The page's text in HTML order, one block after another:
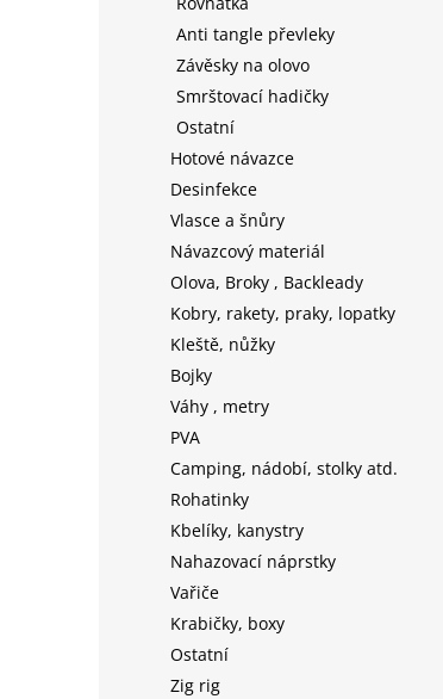
Anti tangle převleky
Závěsky na olovo
Smrštovací hadičky
Ostatní
Hotové návazce
Desinfekce
Vlasce a šnůry
Návazcový materiál
Olova, Broky , Backleady
Kobry, rakety, praky, lopatky
Kleště, nůžky
Bojky
Váhy , metry
PVA
Camping, nádobí, stolky atd.
Rohatinky
Kbelíky, kanystry
Nahazovací náprstky
Vařiče
Krabičky, boxy
Ostatní
Zig rig